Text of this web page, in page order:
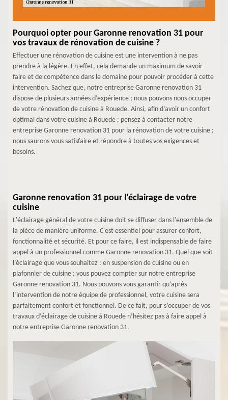
Pourquoi opter pour Garonne renovation 31 pour
vos travaux de rénovation de cuisine ?
Effectuer une rénovation de cuisine est une intervention à ne pas
prendre à la légère. En effet, cela demande un maximum de savoir-
faire et de compétence dans le domaine pour pouvoir procéder à cette
intervention. Sachez que, notre entreprise Garonne renovation 31
dispose de plusieurs années d’expérience ; nous pouvons nous occuper
de votre rénovation de cuisine à Rouede. Ainsi, afin d’avoir un confort
optimal dans votre cuisine à Rouede ; pensez à contacter notre
entreprise Garonne renovation 31 pour la rénovation de votre cuisine ;
nous saurons vous satisfaire et répondre à toutes vos exigences et
besoins.
Garonne renovation 31 pour l’éclairage de votre
cuisine
L'éclairage général de votre cuisine doit se diffuser dans l'ensemble de
la pièce de manière uniforme. C'est essentiel pour assurer confort,
fonctionnalité et sécurité. Et pour ce faire, il est indispensable de faire
appel à un professionnel comme Garonne renovation 31. Quel que soit
l’éclairage que vous souhaitez : en suspension de cuisine ou en
plafonnier de cuisine ; vous pouvez compter sur notre entreprise
Garonne renovation 31. Nous pouvons vous garantir qu’après
l’intervention de notre équipe de professionnel, votre cuisine sera
parfaitement confort et fonctionnel. De ce fait, pour s’occuper de vos
travaux d’éclairage de cuisine à Rouede n’hésitez pas à faire appel à
notre entreprise Garonne renovation 31.